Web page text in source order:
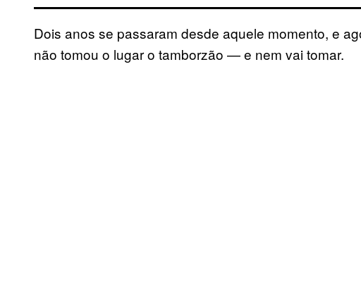
Dois anos se passaram desde aquele momento, e
não tomou o lugar o tamborzão — e nem vai tomar.